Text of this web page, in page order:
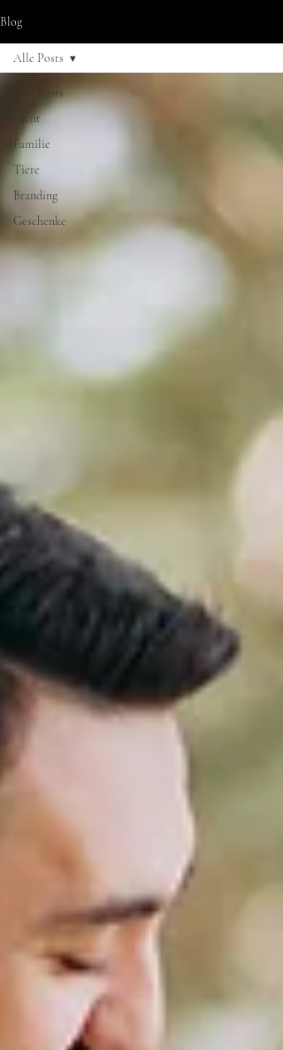
Blog
Alle Posts
Event
Familie
Tiere
Branding
Geschenke
Alle Posts